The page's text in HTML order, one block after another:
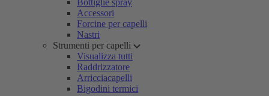
Bottiglie spray
Accessori
Forcine per capelli
Nastri
Strumenti per capelli
Visualizza tutti
Raddrizzatore
Arricciacapelli
Bigodini termici